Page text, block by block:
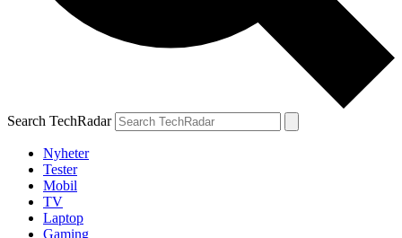
Search TechRadar
Nyheter
Tester
Mobil
TV
Laptop
Gaming